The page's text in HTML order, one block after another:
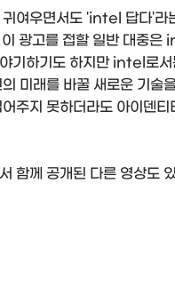
귀여우면서도 'intel 답다'라
광고를 접할 일반 대중
기하기도 하지만 intel로
미래를 바꿀 새로운 기술
주지 못하더라도 아이덴
함께 공개된 다른 영상도